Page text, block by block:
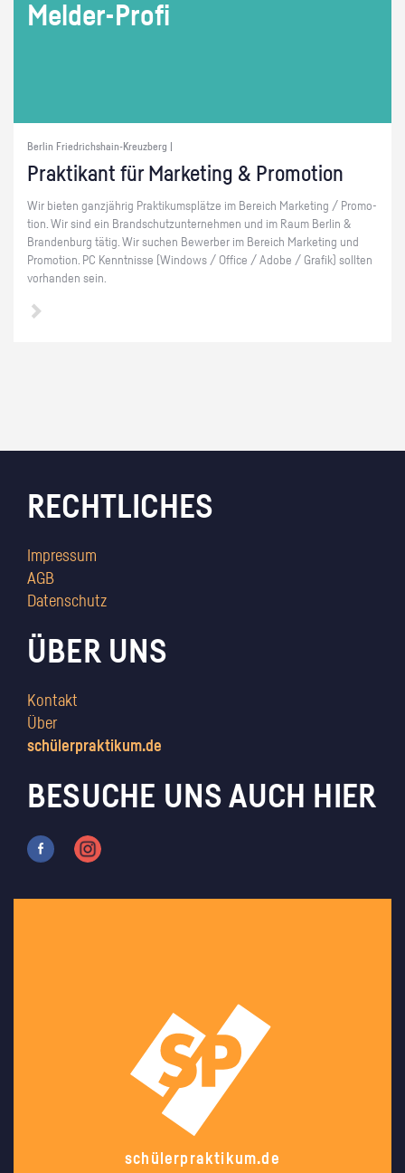
Mel­der-Pro­fi
Berlin Friedrichshain-Kreuzberg |
Prak­ti­kant für Mar­ke­ting & Pro­mo­ti­on
Wir bie­ten ganz­jäh­rig Prak­ti­kums­plät­ze im Be­reich Mar­ke­ting / Pro­mo­
ti­on. Wir sind ein Brand­schutz­un­ter­neh­men und im Raum Ber­lin &
Bran­den­burg tätig. Wir su­chen Be­wer­ber im Be­reich Mar­ke­ting und
Pro­mo­ti­on. PC Kennt­nis­se (Win­dows / Of­fice / Adobe / Gra­fik) soll­ten
vor­han­den sein.
RECHTLICHES
Impressum
AGB
Datenschutz
ÜBER UNS
Kontakt
Über
schülerpraktikum.de
BESUCHE UNS AUCH HIER
schülerpraktikum.de